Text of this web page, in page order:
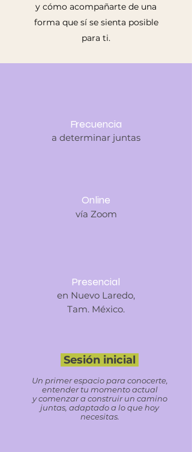
y cómo acompañarte de una
forma que sí se sienta posible
para ti.
Frecuencia
a determinar juntas
Online
vía Zoom
Presencial
en Nuevo Laredo,
Tam. México.
Sesión inicial
Un primer espacio para conocerte,
entender tu momento actual
y comenzar a construir un camino
juntas, adaptado a lo que hoy
necesitas.